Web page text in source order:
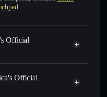
.
Official
token verificado
Official